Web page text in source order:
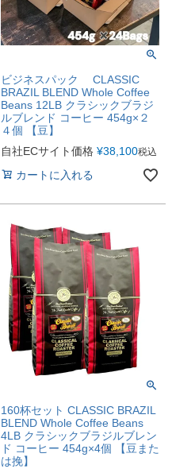
ビジネスパック CLASSIC
BRAZIL BLEND Whole Coffee
Beans 12LB クラシックブラジ
ルブレンド コーヒー 454g×２
４個 【豆】
自社ECサイト価格 ¥38,100税込
カートに入れる
160杯セット CLASSIC BRAZIL
BLEND Whole Coffee Beans
4LB クラシックブラジルブレン
ド コーヒー 454g×4個 【豆また
は挽】